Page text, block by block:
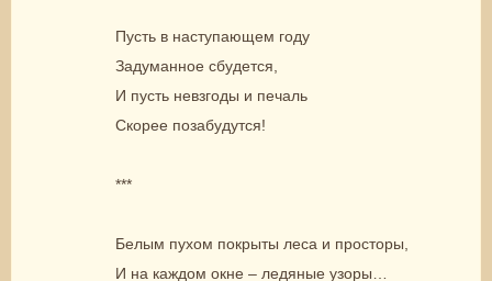
Пусть в наступающем году
Задуманное сбудется,
И пусть невзгоды и печаль
Скорее позабудутся!
***
Белым пухом покрыты леса и просторы,
И на каждом окне – ледяные узоры…